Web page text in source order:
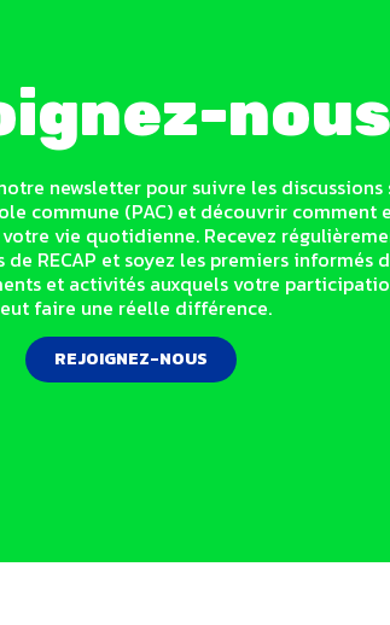
nous
newsletter pour suivre les discussions
commune (PAC) et découvrir comment
vie quotidienne. Recevez
RECAP et soyez les premiers informés
et activités auxquels votre
faire une réelle différence.
REJOIGNEZ-NOUS